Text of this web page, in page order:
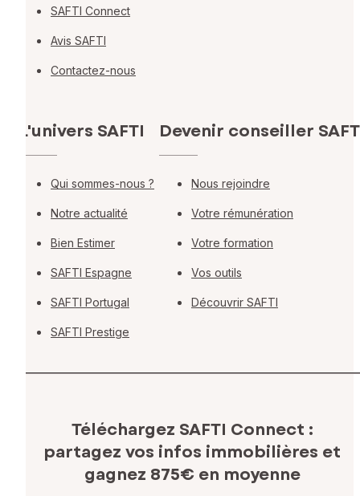
SAFTI Connect
Avis SAFTI
Contactez-nous
L'univers SAFTI
Qui sommes-nous ?
Notre actualité
Bien Estimer
SAFTI Espagne
SAFTI Portugal
SAFTI Prestige
Devenir conseiller
Nous rejoindre
Votre rémunération
Votre formation
Vos outils
Découvrir SAFTI
Téléchargez SAFTI Connect :
partagez vos infos immobilières et
gagnez 875€ en moyenne